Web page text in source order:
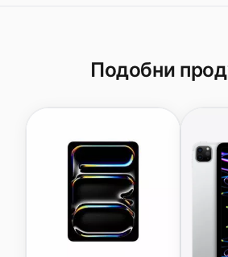
Подобни